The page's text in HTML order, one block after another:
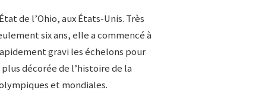
de l’Ohio, aux États-Unis. Très
six ans, elle a commencé à
gravi les échelons pour
décorée de l’histoire de la
et mondiales.